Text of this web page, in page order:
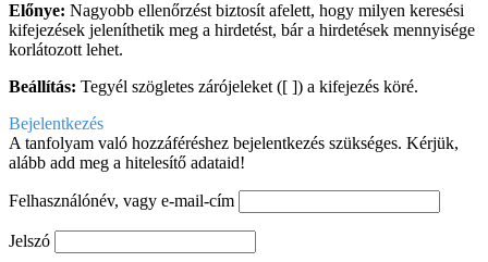
Előnye: Nagyobb ellenőrzést biztosít afelett, hogy milyen keresési
kifejezések jeleníthetik meg a hirdetést, bár a hirdetések mennyisége
korlátozott lehet.
Beállítás: Tegyél szögletes zárójeleket ([ ]) a kifejezés köré.
Bejelentkezés
A tanfolyam való hozzáféréshez bejelentkezés szükséges. Kérjük,
alább add meg a hitelesítő adataid!
Felhasználónév, vagy e-mail-cím
Jelszó